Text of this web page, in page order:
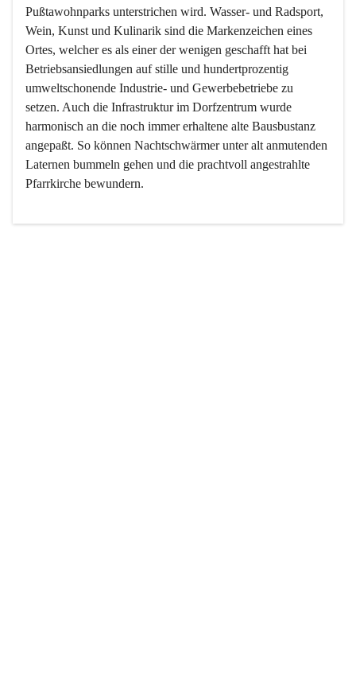
Pußtawohnparks unterstrichen wird. Wasser- und Radsport,
Wein, Kunst und Kulinarik sind die Markenzeichen eines
Ortes, welcher es als einer der wenigen geschafft hat bei
Betriebsansiedlungen auf stille und hundertprozentig
umweltschonende Industrie- und Gewerbebetriebe zu
setzen. Auch die Infrastruktur im Dorfzentrum wurde
harmonisch an die noch immer erhaltene alte Bausbustanz
angepaßt. So können Nachtschwärmer unter alt anmutenden
Laternen bummeln gehen und die prachtvoll angestrahlte
Pfarrkirche bewundern.
Der Weinbau dominert heute nicht mehr, ist aber integrativer